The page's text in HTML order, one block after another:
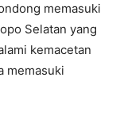
memasuki
Selatan yang
kemacetan
memasuki